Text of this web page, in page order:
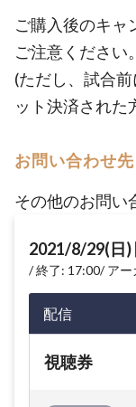
ご購入後のキャ
ご注意ください。
(ただし、試合
ット決済された
お問い合わせ先
その他のお問い
2021/8/29(日)
終了: 17:00 ア
配信
視聴券